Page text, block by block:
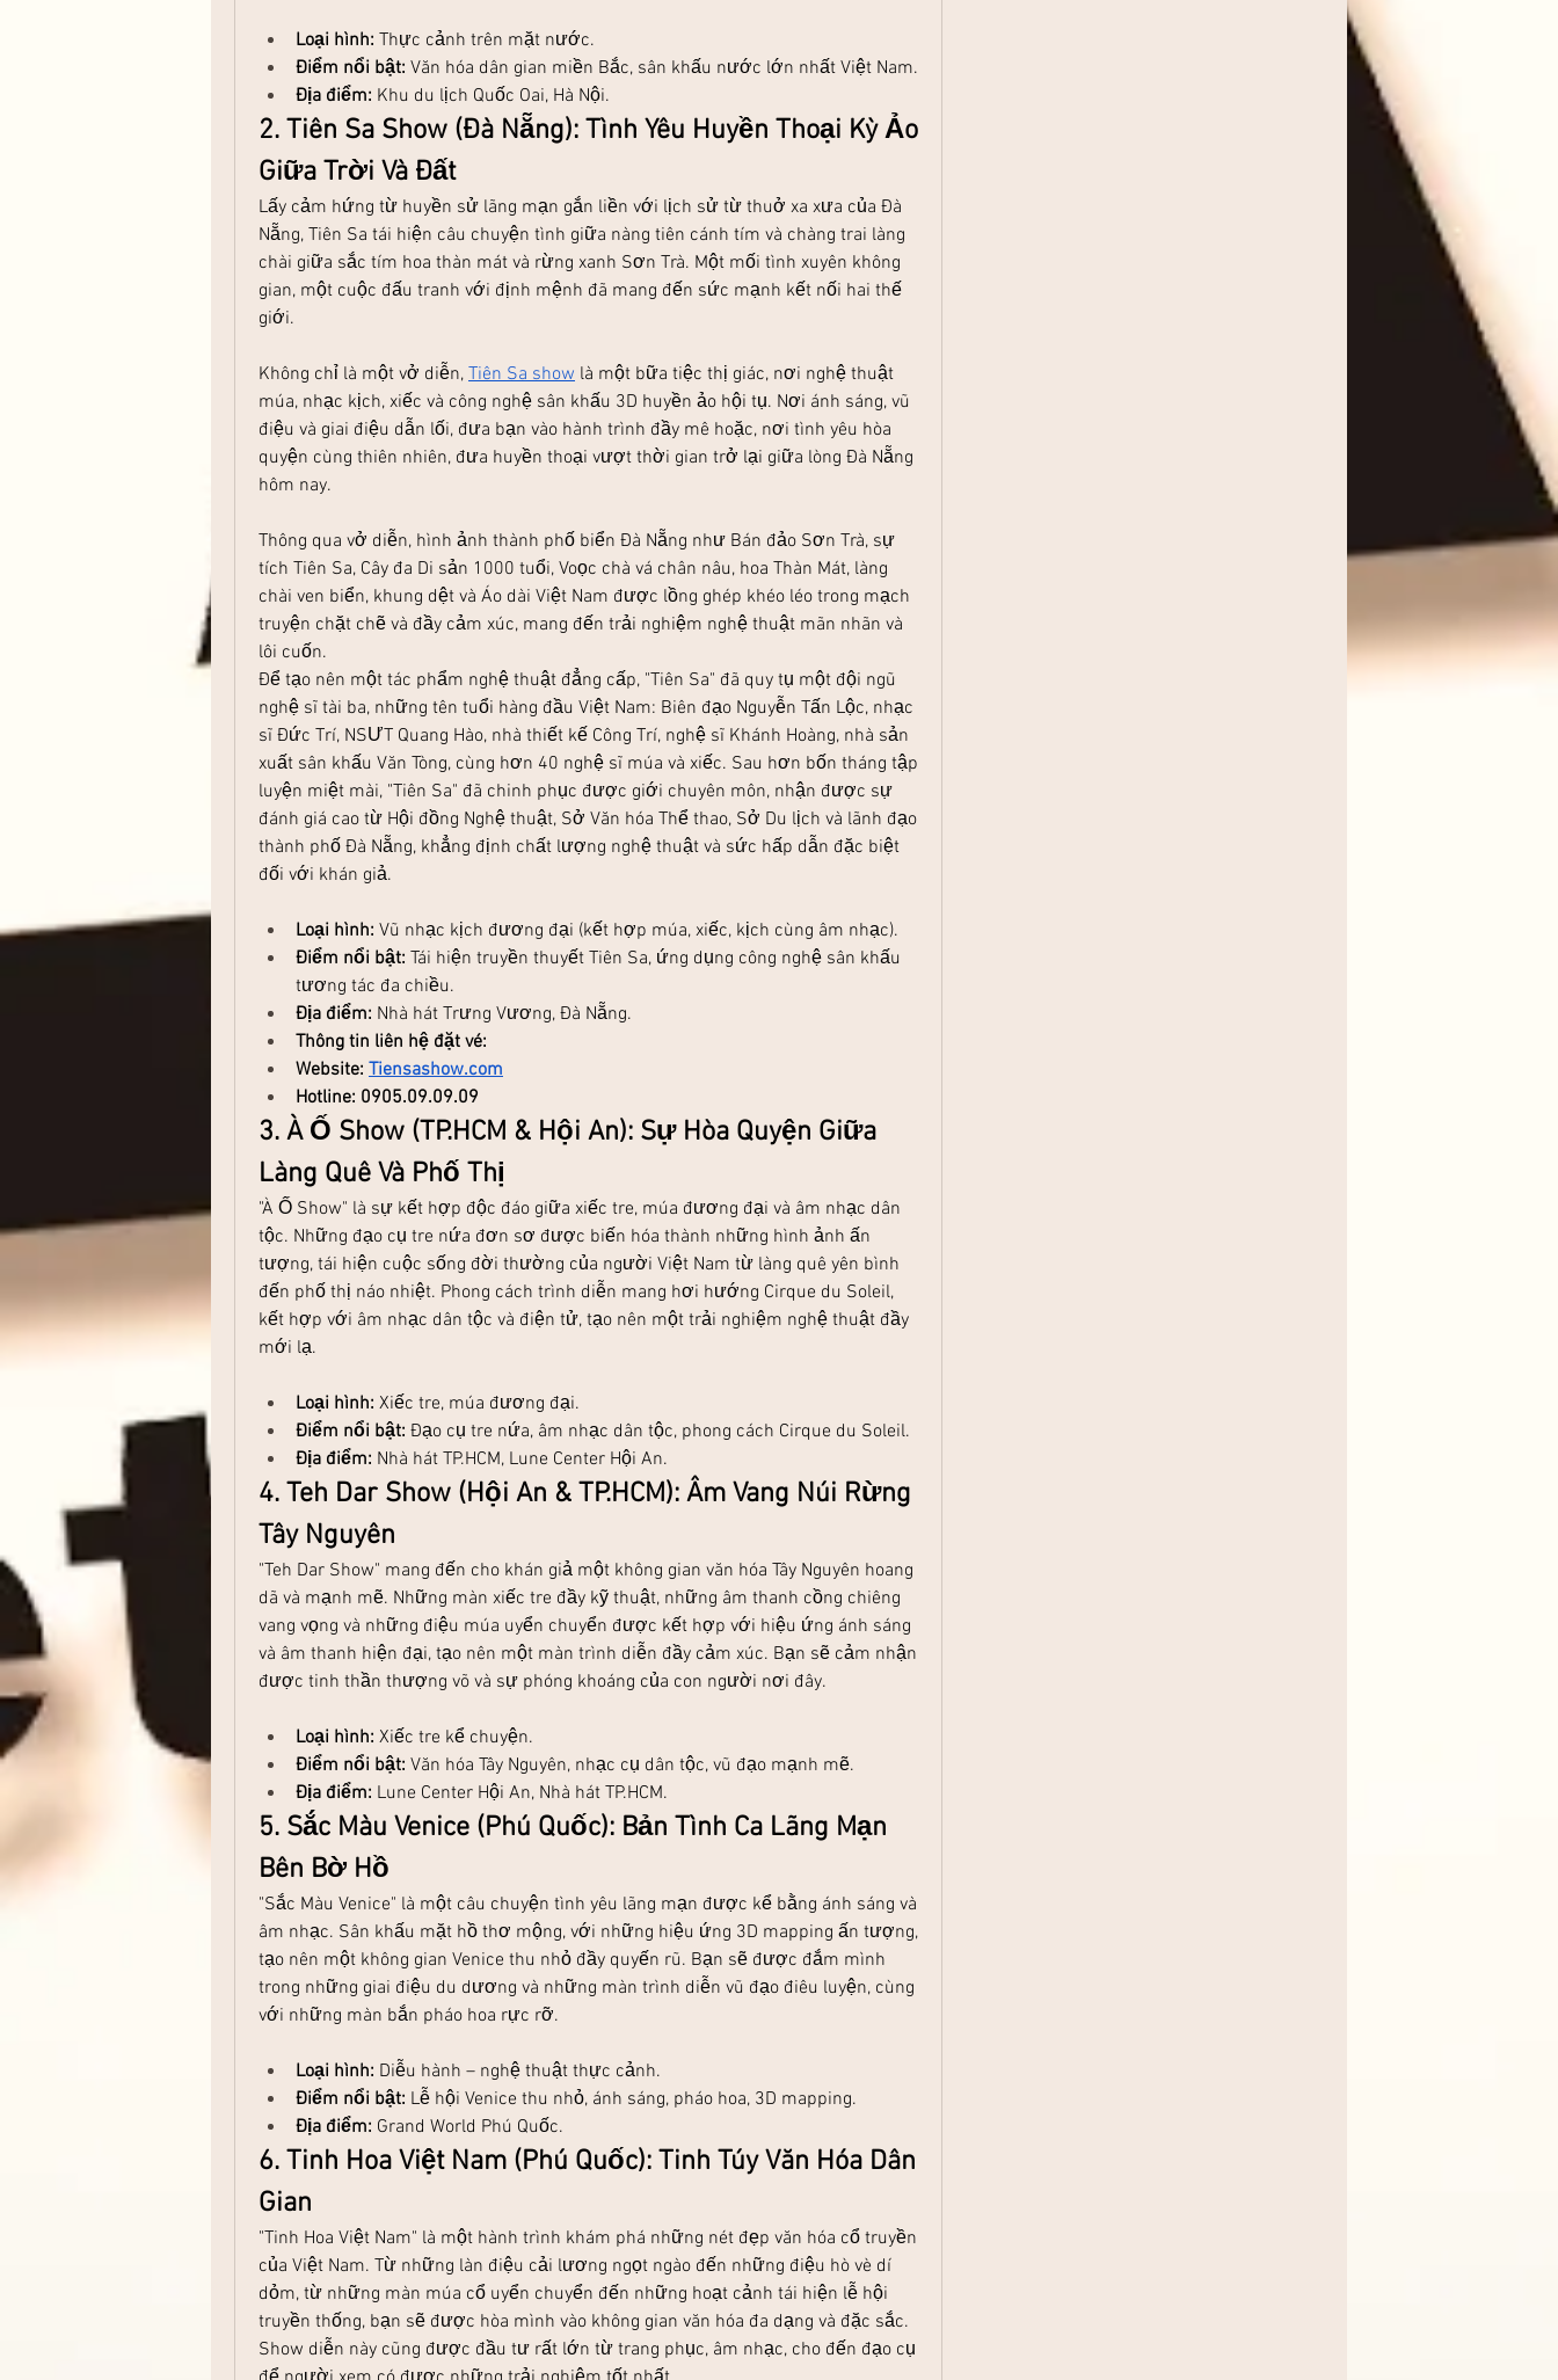
Loại hình: Thực cảnh trên mặt nước.
Điểm nổi bật: Văn hóa dân gian miền Bắc, sân khấu nước lớn nhất Việt Nam.
Địa điểm: Khu du lịch Quốc Oai, Hà Nội.
2. Tiên Sa Show (Đà Nẵng): Tình Yêu Huyền Thoại Kỳ Ảo
Giữa Trời Và Đất
Lấy cảm hứng từ huyền sử lãng mạn gắn liền với lịch sử từ thuở xa xưa của Đà
Nẵng, Tiên Sa tái hiện câu chuyện tình giữa nàng tiên cánh tím và chàng trai làng
chài giữa sắc tím hoa thàn mát và rừng xanh Sơn Trà. Một mối tình xuyên không
gian, một cuộc đấu tranh với định mệnh đã mang đến sức mạnh kết nối hai thế
giới.
Không chỉ là một vở diễn, Tiên Sa show là một bữa tiệc thị giác, nơi nghệ thuật
múa, nhạc kịch, xiếc và công nghệ sân khấu 3D huyền ảo hội tụ. Nơi ánh sáng, vũ
điệu và giai điệu dẫn lối, đưa bạn vào hành trình đầy mê hoặc, nơi tình yêu hòa
quyện cùng thiên nhiên, đưa huyền thoại vượt thời gian trở lại giữa lòng Đà Nẵng
hôm nay.
Thông qua vở diễn, hình ảnh thành phố biển Đà Nẵng như Bán đảo Sơn Trà, sự
tích Tiên Sa, Cây đa Di sản 1000 tuổi, Voọc chà vá chân nâu, hoa Thàn Mát, làng
chài ven biển, khung dệt và Áo dài Việt Nam được lồng ghép khéo léo trong mạch
truyện chặt chẽ và đầy cảm xúc, mang đến trải nghiệm nghệ thuật mãn nhãn và
lôi cuốn.
Để tạo nên một tác phẩm nghệ thuật đẳng cấp, "Tiên Sa" đã quy tụ một đội ngũ
nghệ sĩ tài ba, những tên tuổi hàng đầu Việt Nam: Biên đạo Nguyễn Tấn Lộc, nhạc
sĩ Đức Trí, NSƯT Quang Hào, nhà thiết kế Công Trí, nghệ sĩ Khánh Hoàng, nhà sản
xuất sân khấu Văn Tòng, cùng hơn 40 nghệ sĩ múa và xiếc. Sau hơn bốn tháng tập
luyện miệt mài, "Tiên Sa" đã chinh phục được giới chuyên môn, nhận được sự
đánh giá cao từ Hội đồng Nghệ thuật, Sở Văn hóa Thể thao, Sở Du lịch và lãnh đạo
thành phố Đà Nẵng, khẳng định chất lượng nghệ thuật và sức hấp dẫn đặc biệt
đối với khán giả.
Loại hình: Vũ nhạc kịch đương đại (kết hợp múa, xiếc, kịch cùng âm nhạc).
Điểm nổi bật: Tái hiện truyền thuyết Tiên Sa, ứng dụng công nghệ sân khấu
tương tác đa chiều.
Địa điểm: Nhà hát Trưng Vương, Đà Nẵng.
Thông tin liên hệ đặt vé:
Website: Tiensashow.com
Hotline: 0905.09.09.09
3. À Ố Show (TP.HCM & Hội An): Sự Hòa Quyện Giữa
Làng Quê Và Phố Thị
"À Ố Show" là sự kết hợp độc đáo giữa xiếc tre, múa đương đại và âm nhạc dân
tộc. Những đạo cụ tre nứa đơn sơ được biến hóa thành những hình ảnh ấn
tượng, tái hiện cuộc sống đời thường của người Việt Nam từ làng quê yên bình
đến phố thị náo nhiệt. Phong cách trình diễn mang hơi hướng Cirque du Soleil,
kết hợp với âm nhạc dân tộc và điện tử, tạo nên một trải nghiệm nghệ thuật đầy
mới lạ.
Loại hình: Xiếc tre, múa đương đại.
Điểm nổi bật: Đạo cụ tre nứa, âm nhạc dân tộc, phong cách Cirque du Soleil.
Địa điểm: Nhà hát TP.HCM, Lune Center Hội An.
4. Teh Dar Show (Hội An & TP.HCM): Âm Vang Núi Rừng
Tây Nguyên
"Teh Dar Show" mang đến cho khán giả một không gian văn hóa Tây Nguyên hoang
dã và mạnh mẽ. Những màn xiếc tre đầy kỹ thuật, những âm thanh cồng chiêng
vang vọng và những điệu múa uyển chuyển được kết hợp với hiệu ứng ánh sáng
và âm thanh hiện đại, tạo nên một màn trình diễn đầy cảm xúc. Bạn sẽ cảm nhận
được tinh thần thượng võ và sự phóng khoáng của con người nơi đây.
Loại hình: Xiếc tre kể chuyện.
Điểm nổi bật: Văn hóa Tây Nguyên, nhạc cụ dân tộc, vũ đạo mạnh mẽ.
Địa điểm: Lune Center Hội An, Nhà hát TP.HCM.
5. Sắc Màu Venice (Phú Quốc): Bản Tình Ca Lãng Mạn
Bên Bờ Hồ
"Sắc Màu Venice" là một câu chuyện tình yêu lãng mạn được kể bằng ánh sáng và
âm nhạc. Sân khấu mặt hồ thơ mộng, với những hiệu ứng 3D mapping ấn tượng,
tạo nên một không gian Venice thu nhỏ đầy quyến rũ. Bạn sẽ được đắm mình
trong những giai điệu du dương và những màn trình diễn vũ đạo điêu luyện, cùng
với những màn bắn pháo hoa rực rỡ.
Loại hình: Diễu hành – nghệ thuật thực cảnh.
Điểm nổi bật: Lễ hội Venice thu nhỏ, ánh sáng, pháo hoa, 3D mapping.
Địa điểm: Grand World Phú Quốc.
6. Tinh Hoa Việt Nam (Phú Quốc): Tinh Túy Văn Hóa Dân
Gian
"Tinh Hoa Việt Nam" là một hành trình khám phá những nét đẹp văn hóa cổ truyền
của Việt Nam. Từ những làn điệu cải lương ngọt ngào đến những điệu hò vè dí
dỏm, từ những màn múa cổ uyển chuyển đến những hoạt cảnh tái hiện lễ hội
truyền thống, bạn sẽ được hòa mình vào không gian văn hóa đa dạng và đặc sắc.
Show diễn này cũng được đầu tư rất lớn từ trang phục, âm nhạc, cho đến đạo cụ